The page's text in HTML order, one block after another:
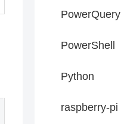
PowerQuery
PowerShell
Python
raspberry-pi